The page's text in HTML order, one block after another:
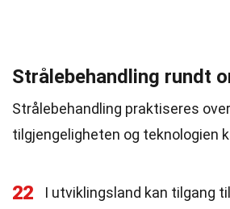
Strålebehandling rundt
Strålebehandling praktiseres
tilgjengeligheten og teknologien
22
I utviklingsland kan tilgang